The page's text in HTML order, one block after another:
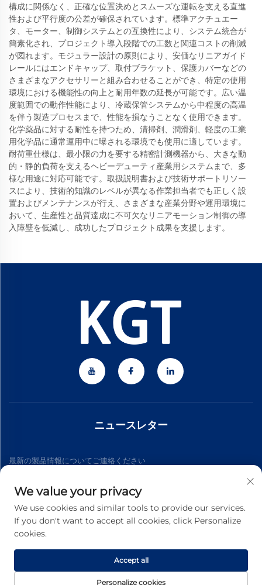
構成に関係なく、正確な位置決めとスムーズな運転を支える直進
性および平行度の公差が確保されています。標準アクチュエー
タ、モーター、制御システムとの互換性により、システム統合が
簡素化され、プロジェクト導入段階での工数と関連コストの削減
が図れます。モジュラー設計の原則により、安価なリニアガイド
レールにはエンドキャップ、取付ブラケット、保護カバーなどの
さまざまなアクセサリーと組み合わせることができ、特定の使用
環境における機能性の向上と耐用年数の延長が可能です。広い温
度範囲での動作性能により、冷蔵保管システムから中程度の高温
を伴う製造プロセスまで、性能を損なうことなく使用できます。
化学薬品に対する耐性を持つため、清掃剤、潤滑剤、軽度の工業
用化学品に通常運用中に曝される環境でも使用に適しています。
耐荷重仕様は、最小限の力を要する精密計測機器から、大きな動
的・静的負荷を支えるヘビーデューティ産業用システムまで、多
様な用途に対応可能です。取扱説明書および技術サポートリソー
スにより、技術的知識のレベルが異なる作業担当者でも正しく設
置およびメンテナンスが行え、さまざまな産業分野や運用環境に
おいて、生産性と品質達成に不可欠なリニアモーション制御の導
入障壁を低減し、成功したプロジェクト成果を支援します。
ニュースレター
最新の製品情報についてご連絡ください
We value your privacy
We use cookies and similar tools to provide our services.
If you don't want to accept all cookies, click Personalize
cookies.
Personalize cookies
Accept all